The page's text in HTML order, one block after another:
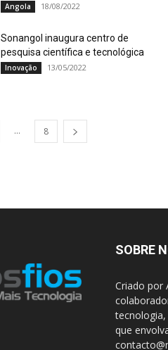
Angola 18/08/2022
Sonangol inaugura centro de
pesquisa científica e tecnológica
Inovação 13/05/2022
... 8
SOBRE
Criado por
que